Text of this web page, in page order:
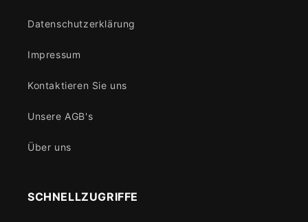
Datenschutzerklärung
Impressum
Kontaktieren Sie uns
Unsere AGB's
Über uns
SCHNELLZUGRIFFE